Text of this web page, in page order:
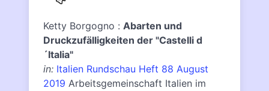
Ketty Borgogno : Abarten und
Druckzufälligkeiten der "Castelli d
´Italia"
in: Italien Rundschau Heft 88 August
2019 Arbeitsgemeinschaft Italien im